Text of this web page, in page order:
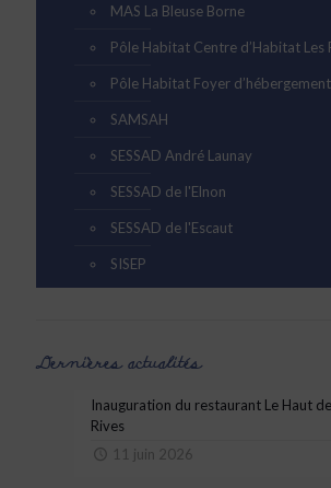
MAS La Bleuse Borne
Pôle Habitat Centre d’Habitat Les
Pôle Habitat Foyer
SAMSAH
SESSAD André Launay
SESSAD de l'Elnon
SESSAD de l'Escaut
SISEP
Dernières actualités
Inauguration du restaurant Le Haut
Rives
11 juin 2026